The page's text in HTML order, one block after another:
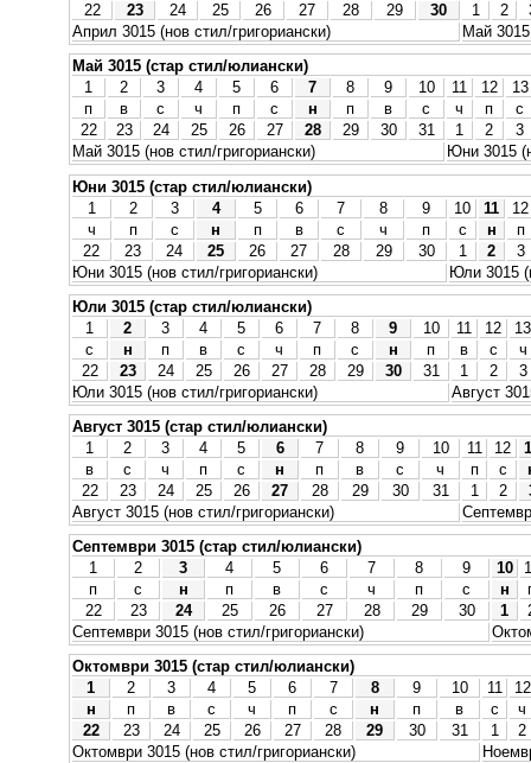
22
23 24 25 26 27 28 29 30 1 2
Април 3015 (нов стил/григориански)
Май 3015
Май 3015 (стар стил/юлиански)
1
2 3 4 5 6 7 8 9 10 11 12
13
п
в с ч п с н п в с ч п
с
22
23 24 25 26 27 28 29 30 31 1 2
3
Май 3015 (нов стил/григориански)
Юни 3015
Юни 3015 (стар стил/юлиански)
1
2 3 4 5 6 7 8 9 10 11
12
ч
п с н п в с ч п с н
п
22
23 24 25 26 27 28 29 30 1 2
3
Юни 3015 (нов стил/григориански)
Юли 3015
Юли 3015 (стар стил/юлиански)
1
2 3 4 5 6 7 8 9 10 11 12
13
с
н п в с ч п с н п в с
ч
22
23 24 25 26 27 28 29 30 31 1 2
3
Юли 3015 (нов стил/григориански)
Август
Август 3015 (стар стил/юлиански)
1
2 3 4 5 6 7 8 9 10 11 12
в
с ч п с н п в с ч п с
22
23 24 25 26 27 28 29 30 31 1 2
Август 3015 (нов стил/григориански)
Септември 3015 (стар стил/юлиански)
1
2 3 4 5 6 7 8 9 10
п
с н п в с ч п с н
22
23 24 25 26 27 28 29 30 1
Септември 3015 (нов стил/григориански)
Октомври 3015 (стар стил/юлиански)
1
2 3 4 5 6 7 8 9 10 11
12
н
п в с ч п с н п в с
ч
22
23 24 25 26 27 28 29 30 31 1
2
Октомври 3015 (нов стил/григориански)